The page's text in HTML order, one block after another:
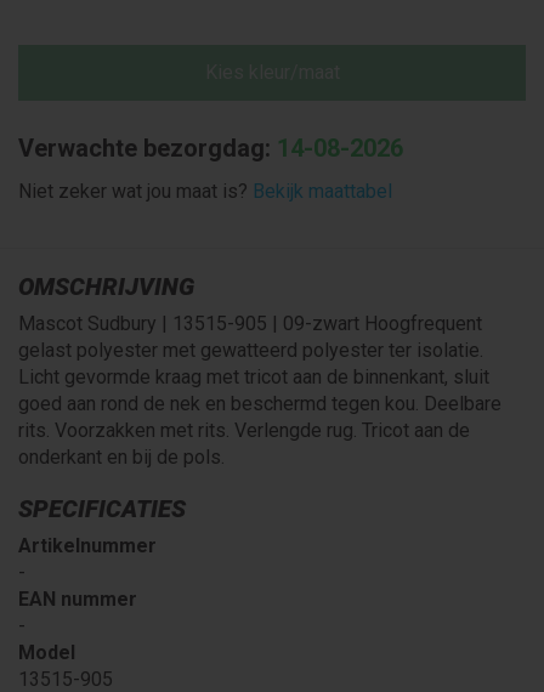
Verwachte bezorgdag: 14-08-2026
Niet zeker wat jou maat is? Bekijk maattabel
OMSCHRIJVING
Mascot Sudbury | 13515-905 | 09-zwart Hoogfrequent
gelast polyester met gewatteerd polyester ter isolatie.
Licht gevormde kraag met tricot aan de binnenkant, sluit
goed aan rond de nek en beschermd tegen kou. Deelbare
rits. Voorzakken met rits. Verlengde rug. Tricot aan de
onderkant en bij de pols.
SPECIFICATIES
Artikelnummer
-
EAN nummer
-
Model
13515-905